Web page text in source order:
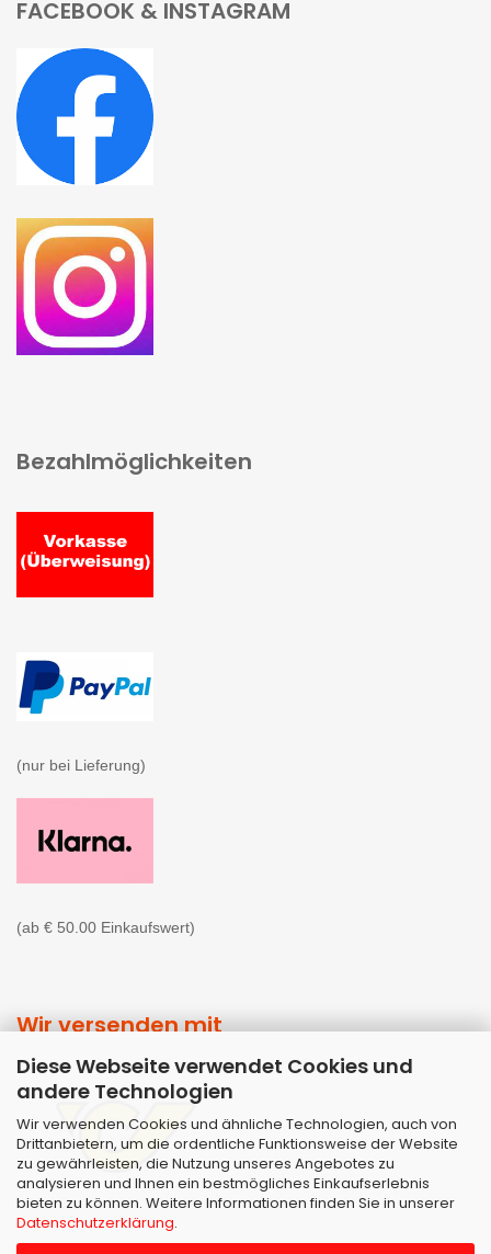
Diese Webseite verwendet Cookies und
andere Technologien
Wir verwenden Cookies und ähnliche Technologien, auch von
Drittanbietern, um die ordentliche Funktionsweise der Website
zu gewährleisten, die Nutzung unseres Angebotes zu
analysieren und Ihnen ein bestmögliches Einkaufserlebnis
bieten zu können. Weitere Informationen finden Sie in unserer
Datenschutzerklärung.
FACEBOOK & INSTAGRAM
Bezahlmöglichkeiten
(nur bei Lieferung)
(ab € 50.00 Einkaufswert)
Wir versenden mit